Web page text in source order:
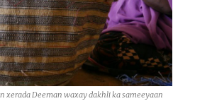
xerada Deeman waxay dakhli ka sameeyaan